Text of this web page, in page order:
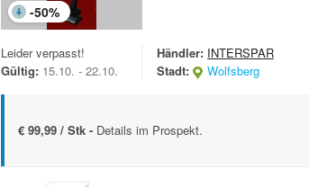
-50%
Leider verpasst!
Gültig: 15.10. - 22.10.
Händler: INTERSPAR
Stadt:
Wolfsberg
€ 99,99 / Stk - Details im Prospekt.